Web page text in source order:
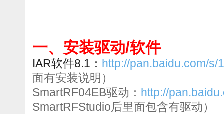
一、安装驱动/软件
IAR软件8.1： http://pan.baidu.com/s/
面有安装说明）
SmartRF04EB驱动： http://
SmartRFStudio后里面包含有驱动）